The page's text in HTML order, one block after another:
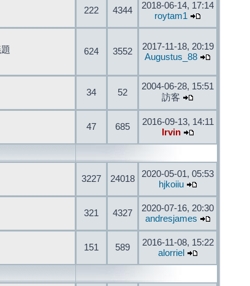
222 4344
2018-06-14, 17:14
roytam1
624 3552
2017-11-18, 20:19
Augustus_88
34 52
2004-06-28, 15:51
訪客
47 685
2016-09-13, 14:11
Irvin
3227 24018
2020-05-01, 05:53
hjkoiiu
321 4327
2020-07-16, 20:30
andresjames
151 589
2016-11-08, 15:22
alorriel